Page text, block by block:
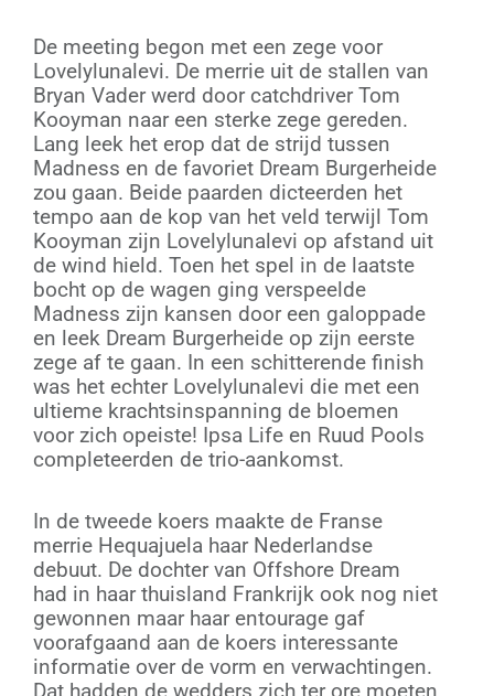
De meeting begon met een zege voor
Lovelylunalevi. De merrie uit de stallen van
Bryan Vader werd door catchdriver Tom
Kooyman naar een sterke zege gereden.
Lang leek het erop dat de strijd tussen
Madness en de favoriet Dream Burgerheide
zou gaan. Beide paarden dicteerden het
tempo aan de kop van het veld terwijl Tom
Kooyman zijn Lovelylunalevi op afstand uit
de wind hield. Toen het spel in de laatste
bocht op de wagen ging verspeelde
Madness zijn kansen door een galoppade
en leek Dream Burgerheide op zijn eerste
zege af te gaan. In een schitterende finish
was het echter Lovelylunalevi die met een
ultieme krachtsinspanning de bloemen
voor zich opeiste! Ipsa Life en Ruud Pools
completeerden de trio-aankomst.
In de tweede koers maakte de Franse
merrie Hequajuela haar Nederlandse
debuut. De dochter van Offshore Dream
had in haar thuisland Frankrijk ook nog niet
gewonnen maar haar entourage gaf
voorafgaand aan de koers interessante
informatie over de vorm en verwachtingen.
Dat hadden de wedders zich ter ore moeten